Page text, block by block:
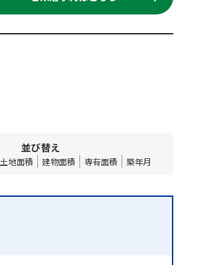
並び替え
土地面積 建物面積 専有面積 築年月